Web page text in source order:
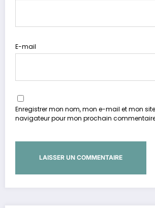
E-mail
Enregistrer mon nom, mon e-mail et mon
navigateur pour mon prochain